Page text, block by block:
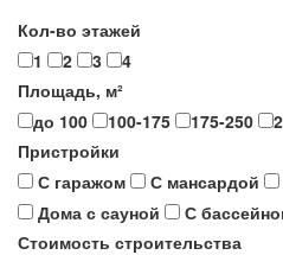
Кол-во этажей
1
2 3
4
Площадь, м²
до 100
100-175 175-250
Пристройки
С гаражом
С мансардой
Дома с сауной
С
Стоимость строительства